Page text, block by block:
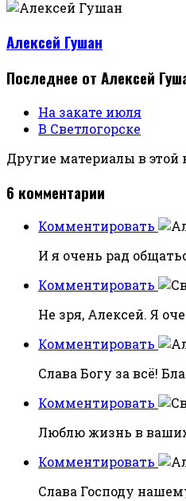
Алексей Гушан
Последнее от Алексей
На закате июля
В Светлогорске
Другие материалы в этой
6 комментарии
Комментировать
И я очень рад
Комментировать
Не зря, Алексей. Я
Комментировать
Слава Богу за всё!
Комментировать
Люблю жизнь в
Комментировать
Слава Господу